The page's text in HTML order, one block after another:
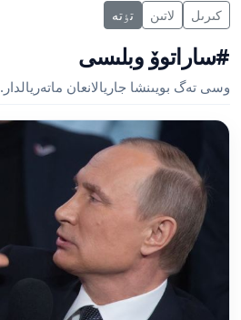
كىرىل لاتىن تٶتە
#ساراتوۆ وبلىسى
وسى تەگ بويىنشا جاريالانعان ماتەريالدار.